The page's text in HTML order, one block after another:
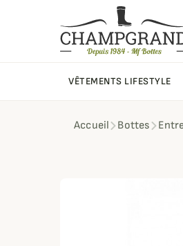
VÊTEMENTS LIFESTYLE
Accueil Bottes